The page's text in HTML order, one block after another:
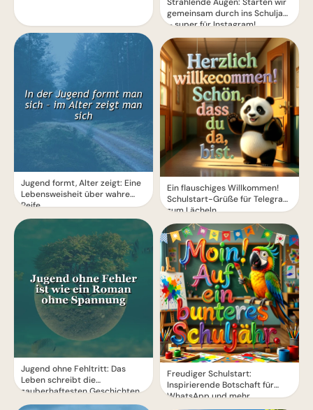
Jugend formt, Alter zeigt: Eine
Lebensweisheit über wahre
Reife
Jugend ohne Fehltritt: Das
Leben schreibt die
zauberhaftesten Geschichten
gemeinsam durch ins Schuljahr
– super für Instagram!
Ein flauschiges Willkommen!
Schulstart-Grüße für Telegram
zum Lächeln
Freudiger Schulstart:
Inspirierende Botschaft für
WhatsApp und mehr